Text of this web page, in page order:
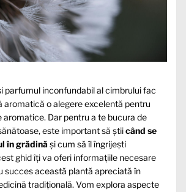
parfumul inconfundabil al cimbrului fac
aromatică o alegere excelentă pentru
aromatice. Dar pentru a te bucura de
este important să știicând se
în grădinăși cum să îl îngrijești
ghid îți va oferi informațiile necesare
succes această plantă apreciată în
tradițională. Vom explora aspecte